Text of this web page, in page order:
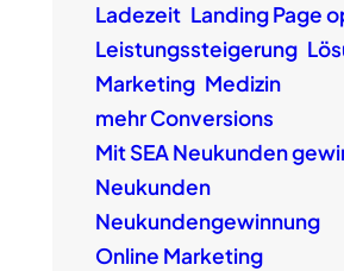
Ladezeit Landing Page
Leistungssteigerung
Marketing Medizin
mehr Conversions
Mit SEA Neukunden
Neukunden
Neukundengewinnung
Online Marketing